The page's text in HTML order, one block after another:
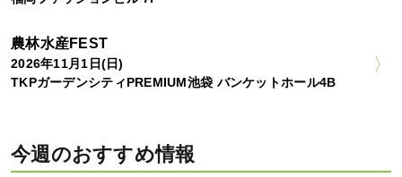
農林水産FEST
2026年11月1日(日)
TKPガーデンシティPREMIUM池袋 バンケットホール4B
今週のおすすめ情報